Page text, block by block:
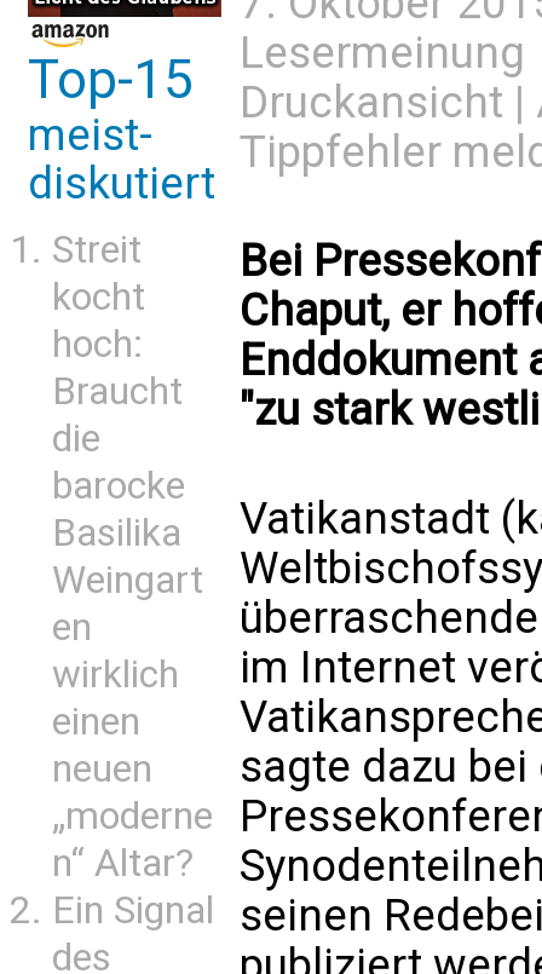
Top-15
meist-
diskutiert
Streit
kocht
hoch:
Braucht
die
barocke
Basilika
Weingart
en
wirklich
einen
neuen
„moderne
n“ Altar?
Ein Signal
des
Lesermeinung
Druckansicht |
Tippfehler
Bei
Chaput, er
Enddokument
"zu stark
Vatikanstadt
im Internet
sagte dazu
seinen